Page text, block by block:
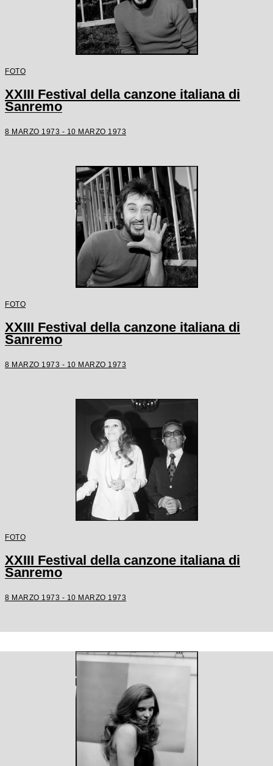
FOTO
XXIII Festival della canzone italiana di
Sanremo
8 MARZO 1973 - 10 MARZO 1973
FOTO
XXIII Festival della canzone italiana di
Sanremo
8 MARZO 1973 - 10 MARZO 1973
FOTO
XXIII Festival della canzone italiana di
Sanremo
8 MARZO 1973 - 10 MARZO 1973